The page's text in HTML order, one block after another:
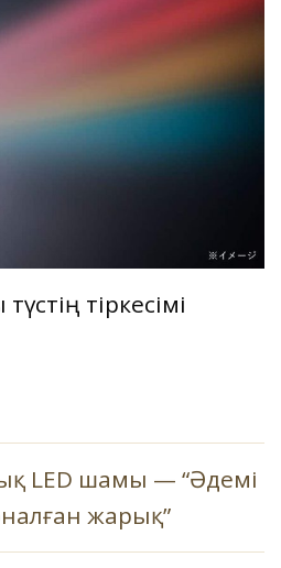
тіркесімі
LED шамы — “Әдемі
жарық”